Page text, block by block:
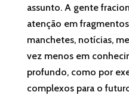
assunto. A gente
atenção em
manchetes, notícias,
vez menos em
profundo, como por
complexos para o